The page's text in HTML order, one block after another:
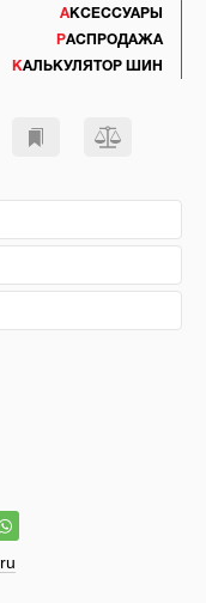
АКСЕССУАРЫ
РАСПРОДАЖА
КАЛЬКУЛЯТОР ШИН